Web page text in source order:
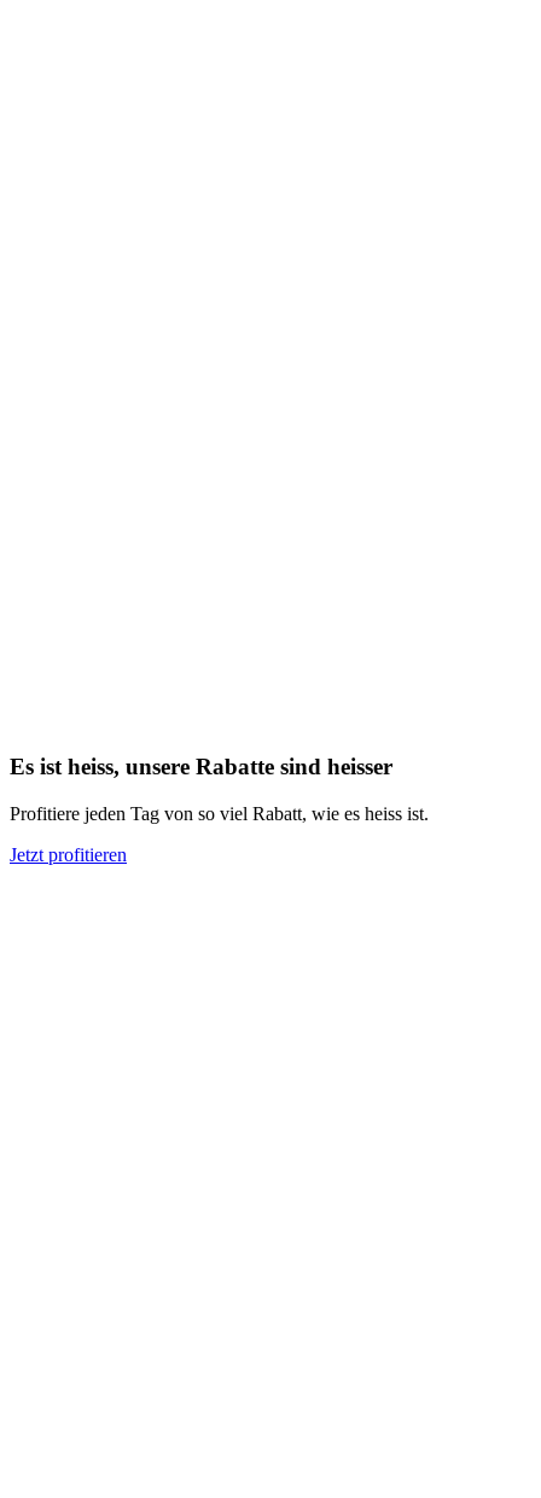
Es ist heiss, unsere Rabatte sind heisser
Profitiere jeden Tag von so viel Rabatt, wie es heiss ist.
Jetzt profitieren